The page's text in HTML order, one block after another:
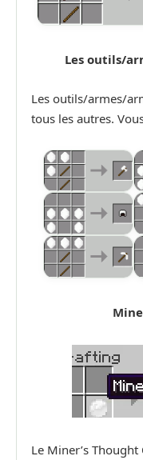
Les outils/
Les outils/armes/
tous les autres.
Le Miner’s